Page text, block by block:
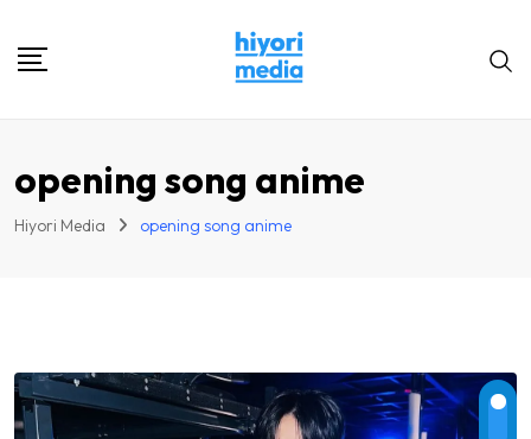
opening song anime
Hiyori Media opening song anime